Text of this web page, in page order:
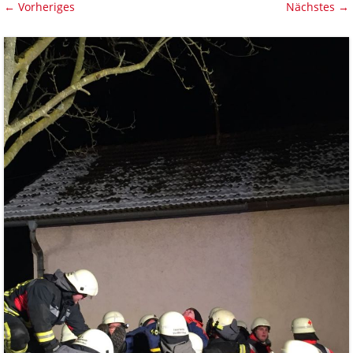
← Vorheriges Nächstes →